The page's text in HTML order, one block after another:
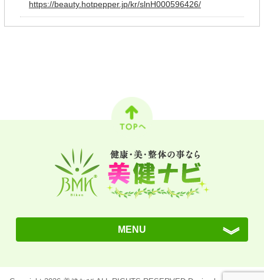
https://beauty.hotpepper.jp/kr/slnH000596426/
MENU
BMKとは